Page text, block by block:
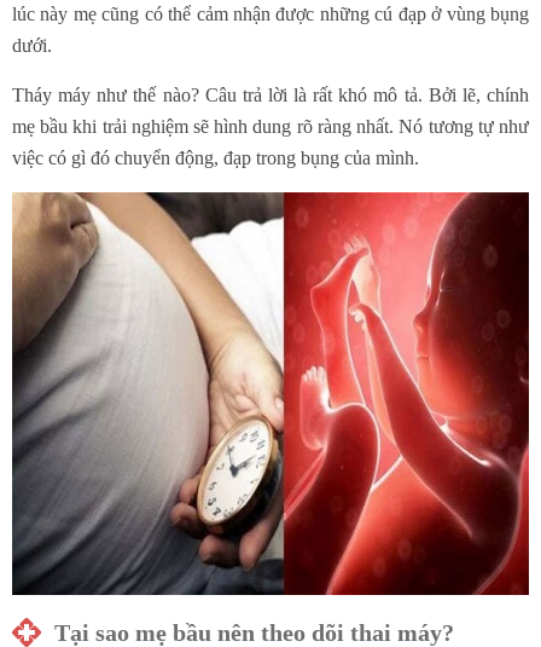
lúc này mẹ cũng có thể cảm nhận được những cú đạp ở vùng bụng
dưới.
Tháy máy như thế nào? Câu trả lời là rất khó mô tả. Bởi lẽ, chính
mẹ bầu khi trải nghiệm sẽ hình dung rõ ràng nhất. Nó tương tự như
việc có gì đó chuyển động, đạp trong bụng của mình.
Tại sao mẹ bầu nên theo dõi thai máy?